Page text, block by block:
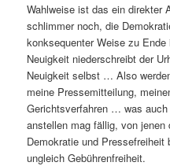
Wahlweise ist das ein direkter
schlimmer noch, die
konksequenter Weise zu
Neuigkeit niederschreibt der
Neuigkeit selbst … Also
meine Pressemitteilung,
Gerichtsverfahren … was
anstellen mag fällig, von
Demokratie und
ungleich Gebührenfreiheit.